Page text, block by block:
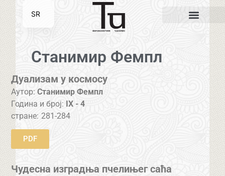
Станимир Фемпл
Дуализам у космосу
Аутор: Станимир Фемпл
Година и број: IX - 4
стране: 281-284
PDF
Чудесна изградња пчелињег саћа
SR